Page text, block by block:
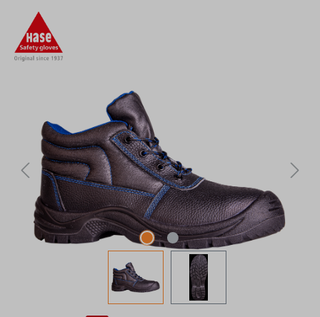
Bildergalerie überspringen